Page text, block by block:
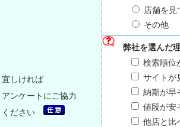
宜しければ
アンケートにご協力
ください
店舗を見
その他
弊社を選んだ
検索順位
サイトが
納期が早
値段が安
他店と比